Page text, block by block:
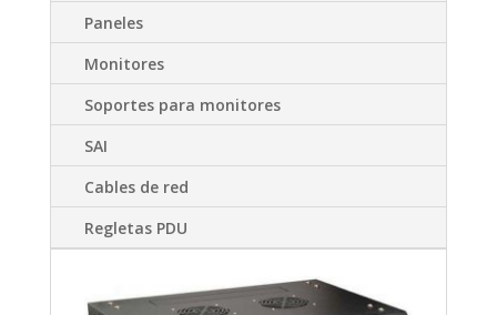
Paneles
Monitores
Soportes para monitores
SAI
Cables de red
Regletas PDU